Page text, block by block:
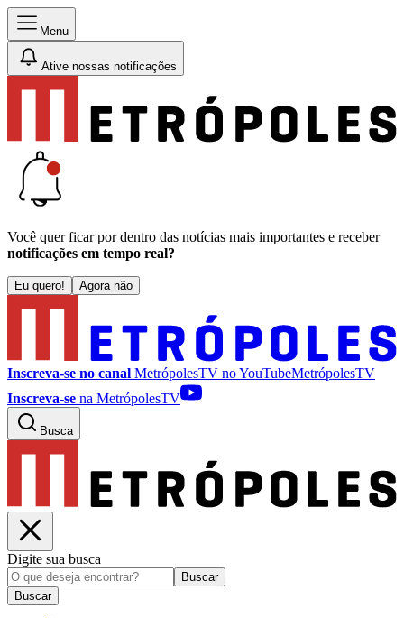
Menu
Ative nossas notificações
Você quer ficar por dentro das notícias mais importantes e receber
notificações em tempo real?
Eu quero! Agora não
Inscreva-se no canal MetrópolesTV noYouTubeMetrópolesTV
Inscreva-se na MetrópolesTV
Busca
Digite sua busca
Buscar
Buscar